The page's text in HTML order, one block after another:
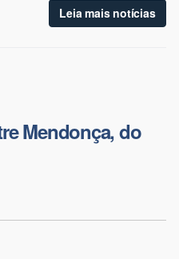
Leia mais notícias
Mendonça, do